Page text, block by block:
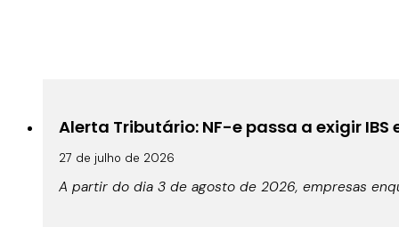
Alerta Tributário: NF-e passa a exigir IBS
27 de julho de 2026
A partir do dia 3 de agosto de 2026, empresas